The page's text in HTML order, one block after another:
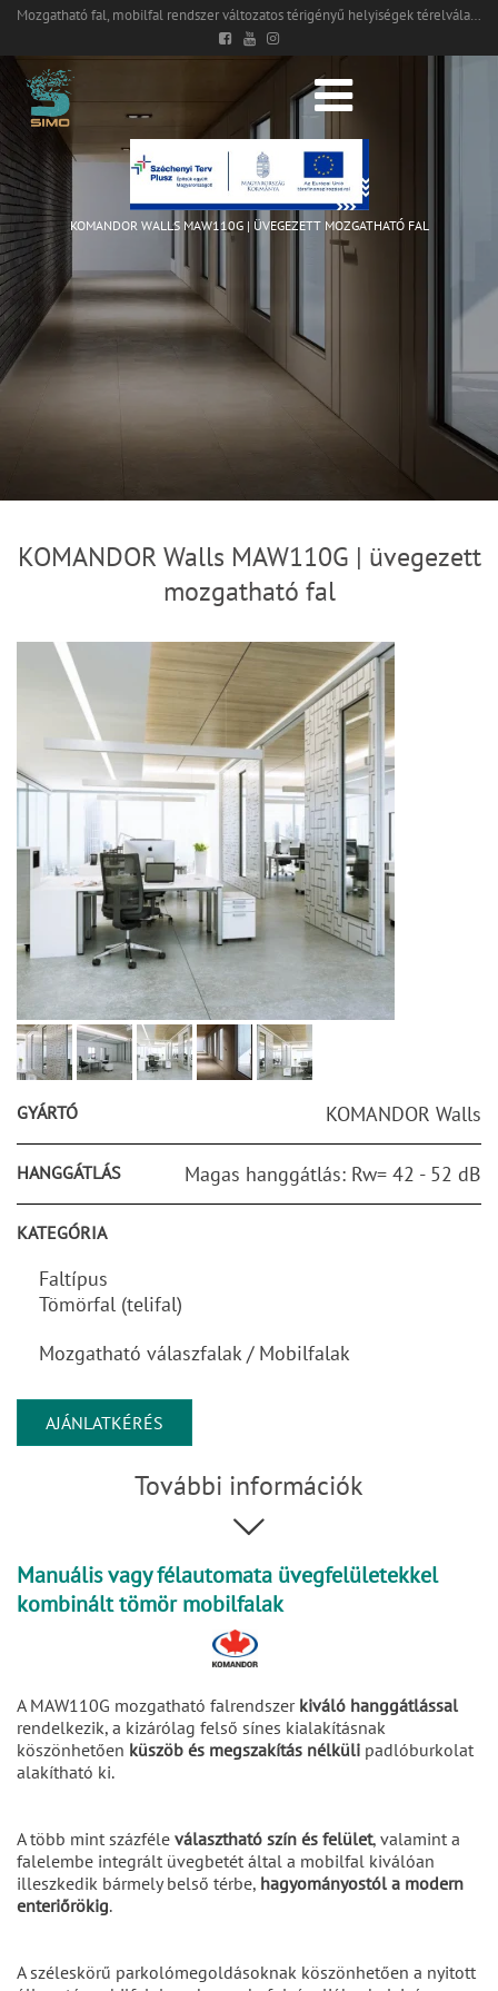
Mozgatható fal, mobilfal rendszer változatos térigényű helyiségek térelválasztásához
KOMANDOR WALLS MAW110G | ÜVEGEZETT MOZGATHATÓ FAL
KOMANDOR Walls MAW110G | üvegezett
mozgatható fal
GYÁRTÓ KOMANDOR Walls
HANGGÁTLÁS Magas hanggátlás: Rw= 42 - 52 dB
KATEGÓRIA
Faltípus
Tömörfal (telifal)
Mozgatható válaszfalak / Mobilfalak
AJÁNLATKÉRÉS
További információk
Manuális vagy félautomata üvegfelületekkel
kombinált tömör mobilfalak
A MAW110G mozgatható falrendszer kiváló hanggátlással
rendelkezik, a kizárólag felső sínes kialakításnak
köszönhetően küszöb és megszakítás nélküli padlóburkolat
alakítható ki.
A több mint százféle választható szín és felület, valamint a
falelembe integrált üvegbetét által a mobilfal kiválóan
illeszkedik bármely belső térbe, hagyományostól a modern
enteriőrökig.
A széleskörű parkolómegoldásoknak köszönhetően a nyitott